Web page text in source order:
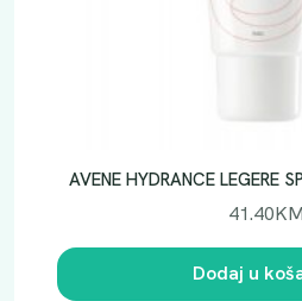
AVENE HYDRANCE LEGERE
41.40KM
Dodaj u